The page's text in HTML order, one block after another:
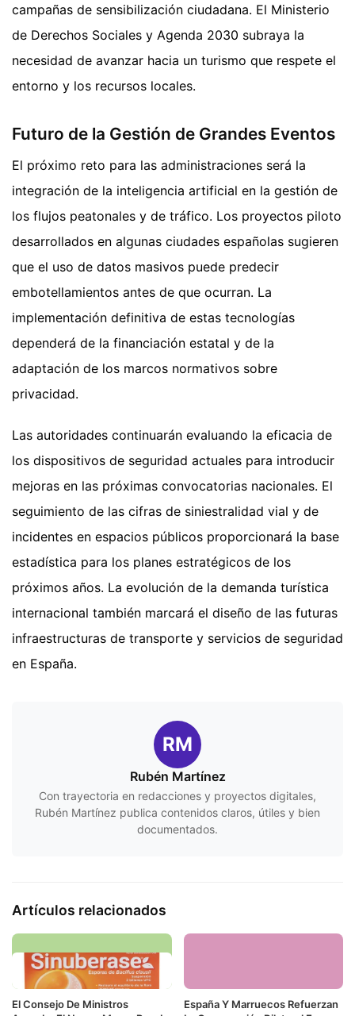
campañas de sensibilización ciudadana. El Ministerio
de Derechos Sociales y Agenda 2030 subraya la
necesidad de avanzar hacia un turismo que respete el
entorno y los recursos locales.
Futuro de la Gestión de Grandes Eventos
El próximo reto para las administraciones será la
integración de la inteligencia artificial en la gestión de
los flujos peatonales y de tráfico. Los proyectos piloto
desarrollados en algunas ciudades españolas sugieren
que el uso de datos masivos puede predecir
embotellamientos antes de que ocurran. La
implementación definitiva de estas tecnologías
dependerá de la financiación estatal y de la
adaptación de los marcos normativos sobre
privacidad.
Las autoridades continuarán evaluando la eficacia de
los dispositivos de seguridad actuales para introducir
mejoras en las próximas convocatorias nacionales. El
seguimiento de las cifras de siniestralidad vial y de
incidentes en espacios públicos proporcionará la base
estadística para los planes estratégicos de los
próximos años. La evolución de la demanda turística
internacional también marcará el diseño de las futuras
infraestructuras de transporte y servicios de seguridad
en España.
RM
Rubén Martínez
Con trayectoria en redacciones y proyectos digitales,
Rubén Martínez publica contenidos claros, útiles y bien
documentados.
Artículos relacionados
El Consejo De Ministros
España Y Marruecos Refuerzan